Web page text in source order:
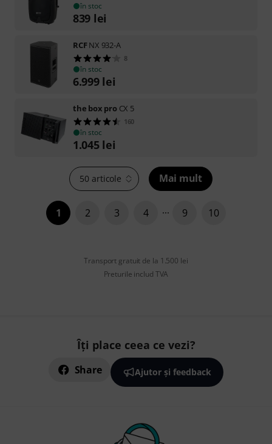
în stoc
839 lei
RCFNX 932-A
8
în stoc
6.999 lei
the box pro CX 5
160
în stoc
1.045 lei
50 articole Mai mult
1 2 3 4 9 10
Transport gratuit de la 1.500 lei
Preturile includ TVA
Îți place ceea ce vezi?
Share Ajutor și feedback